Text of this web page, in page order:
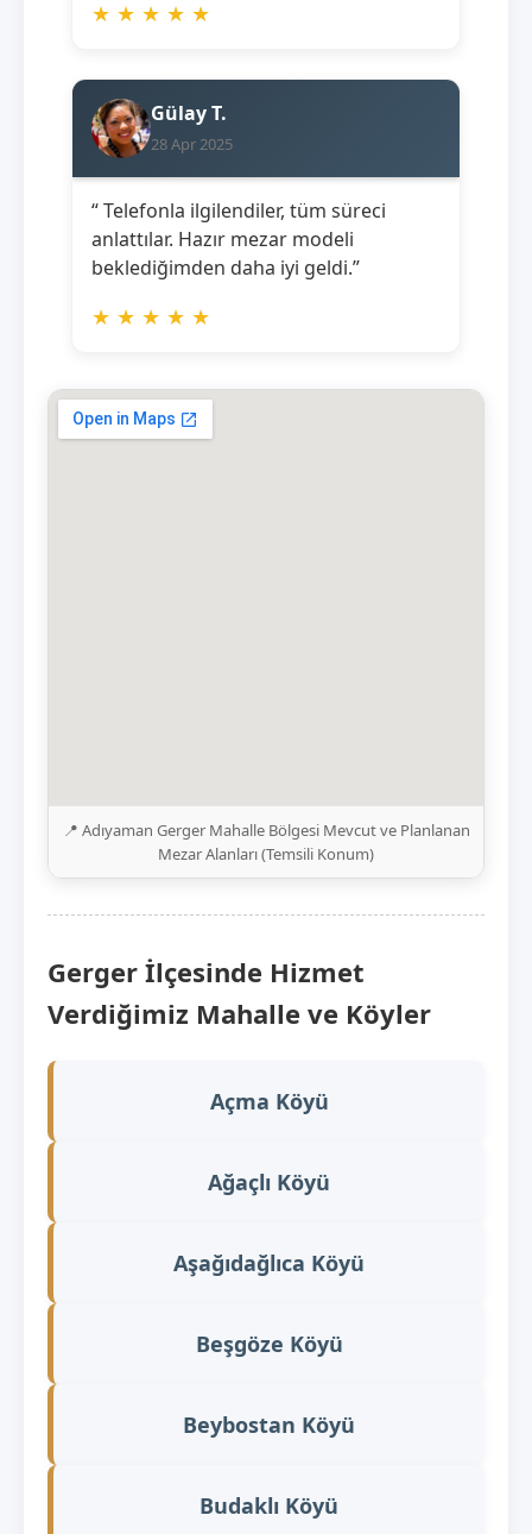
★ ★ ★ ★ ★
Gülay T.
28 Apr 2025
“ Telefonla ilgilendiler, tüm süreci
anlattılar. Hazır mezar modeli
beklediğimden daha iyi geldi.”
★ ★ ★ ★ ★
📍 Adıyaman Gerger Mahalle Bölgesi Mevcut ve Planlanan
Mezar Alanları (Temsili Konum)
Gerger İlçesinde Hizmet
Verdiğimiz Mahalle ve Köyler
Açma Köyü
Ağaçlı Köyü
Aşağıdağlıca Köyü
Beşgöze Köyü
Beybostan Köyü
Budaklı Köyü